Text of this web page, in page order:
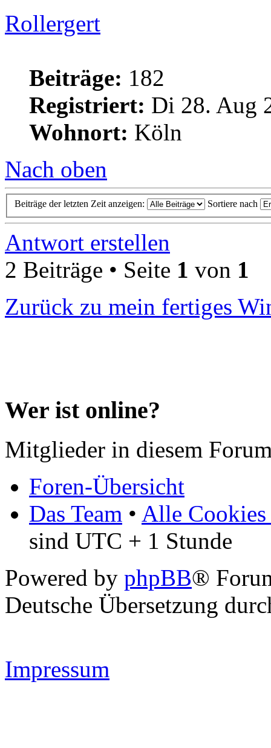
Rollergert
Beiträge: 182
Registriert: Di 28. Aug
Wohnort: Köln
Nach oben
Beiträge der letzten Zeit anzeigen: Sortiere nach
Antwort erstellen
2 Beiträge • Seite 1 von 1
Zurück zu mein fertiges
Wer ist online?
Mitglieder in diesem
Foren-Übersicht
Das Team • Alle Cookies
sind UTC + 1 Stunde
Powered by phpBB®
Deutsche Übersetzung
Impressum